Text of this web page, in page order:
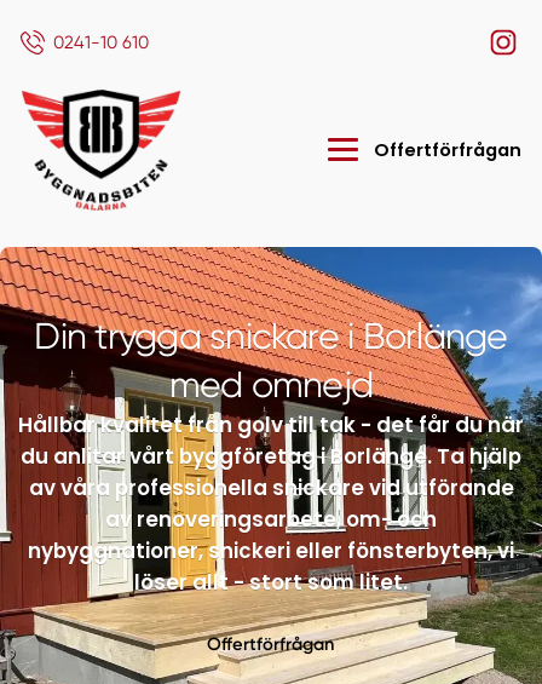
0241-10 610
Offertförfrågan
Din trygga snickare i Borlänge
med omnejd
Hållbar kvalitet från golv till tak - det får du när
du anlitar vårt byggföretag i Borlänge. Ta hjälp
av våra professionella snickare vid utförande
av renoveringsarbete, om- och
nybyggnationer, snickeri eller fönsterbyten, vi
löser allt - stort som litet.
Offertförfrågan